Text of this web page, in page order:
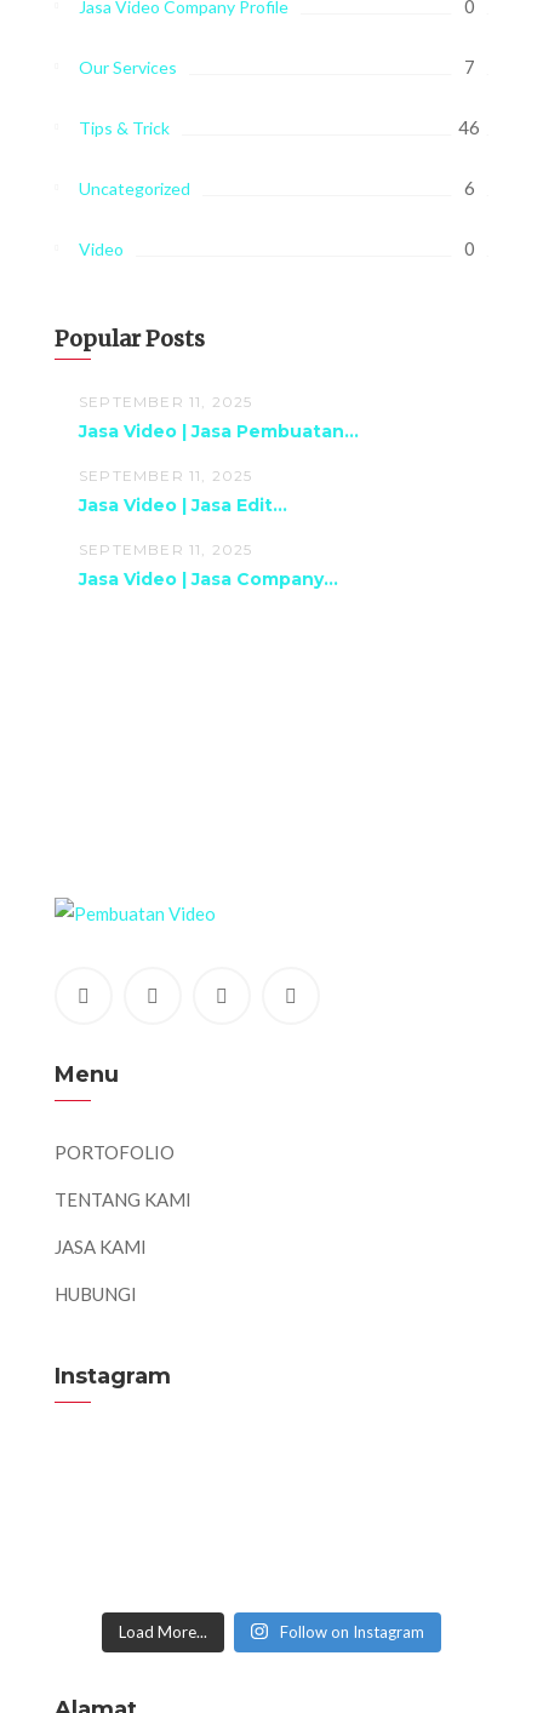
Jasa Video Company Profile 0
Our Services 7
Tips & Trick 46
Uncategorized 6
Video 0
Popular Posts
SEPTEMBER 11, 2025
Jasa Video | Jasa Pembuatan...
SEPTEMBER 11, 2025
Jasa Video | Jasa Edit...
SEPTEMBER 11, 2025
Jasa Video | Jasa Company...
Menu
PORTOFOLIO
TENTANG KAMI
JASA KAMI
HUBUNGI
Instagram
Load More... Follow on Instagram